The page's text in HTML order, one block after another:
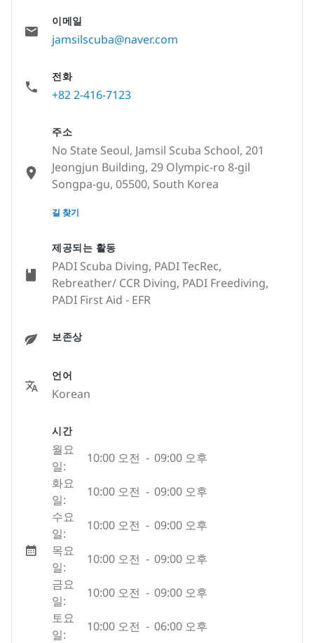
제공되는 활동
PADI Scuba Diving, PADI TecRec,
Rebreather/ CCR Diving, PADI Freediving,
PADI First Aid - EFR
보존상
언어
Korean
시간
월요
일:
10:00 오전 - 09:00 오후
화요
일:
10:00 오전 - 09:00 오후
수요
일:
10:00 오전 - 09:00 오후
목요
일:
10:00 오전 - 09:00 오후
금요
일:
10:00 오전 - 09:00 오후
토요
일:
10:00 오전 - 06:00 오후
이메일
jamsilscuba@naver.com
전화
+82 2-416-7123
주소
No State Seoul, Jamsil Scuba School, 201
Jeongjun Building, 29 Olympic-ro 8-gil
Songpa-gu, 05500, South Korea
None
길 찾기